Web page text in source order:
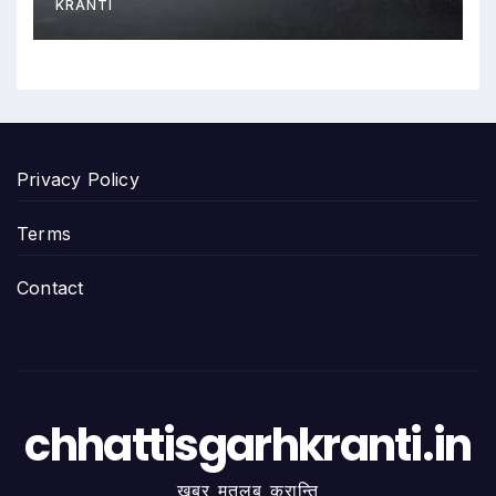
KRANTI
Privacy Policy
Terms
Contact
chhattisgarhkranti.in
खबर मतलब क्रान्ति